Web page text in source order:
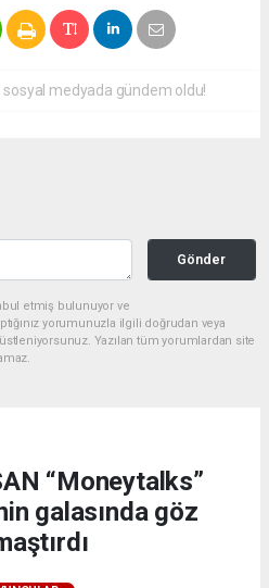
sosyal medyada gündem oldu!
Gönder
etmiş bulunuyor ve
yorumunuzla ilgili doğrudan veya
Yazılan tüm yorumlardan site
“Moneytalks”
galasında göz